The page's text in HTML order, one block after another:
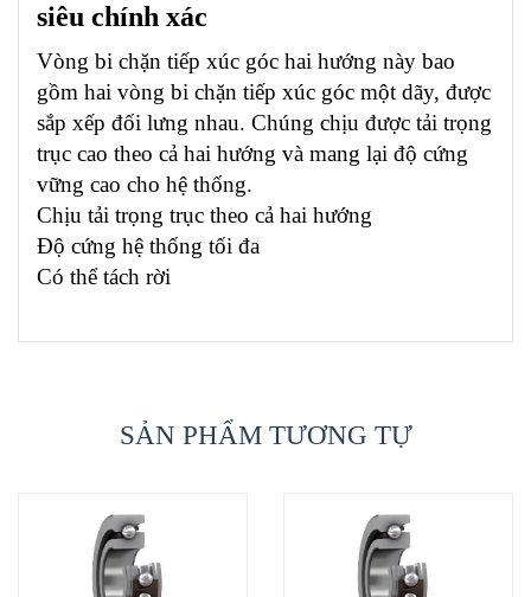
siêu chính xác
Vòng bi chặn tiếp xúc góc hai hướng này bao
gồm hai vòng bi chặn tiếp xúc góc một dãy, được
sắp xếp đối lưng nhau. Chúng chịu được tải trọng
trục cao theo cả hai hướng và mang lại độ cứng
vững cao cho hệ thống.
Chịu tải trọng trục theo cả hai hướng
Độ cứng hệ thống tối đa
Có thể tách rời
SẢN PHẨM TƯƠNG TỰ